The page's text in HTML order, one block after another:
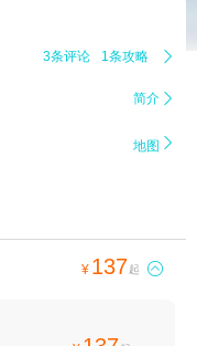
3条评论 1条攻略 
简介 
地图 
¥ 137起 